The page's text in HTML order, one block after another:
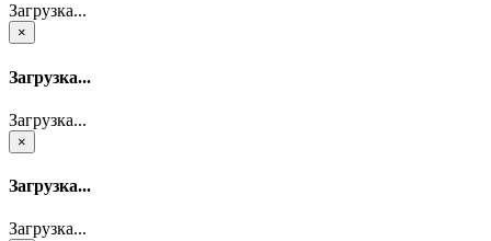
Загрузка...
×
Загрузка...
Загрузка...
×
Загрузка...
Загрузка...